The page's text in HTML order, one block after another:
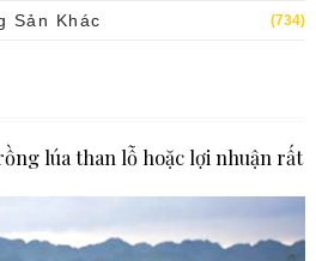
Sản Khác (734)
lúa than lỗ hoặc lợi nhuận rất